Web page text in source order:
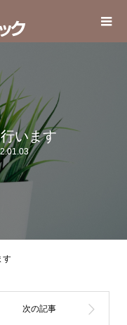
います
す